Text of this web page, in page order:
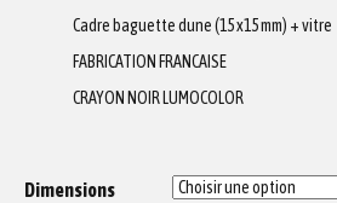
Cadre baguette dune (15x15mm) + vitre
FABRICATION FRANCAISE
CRAYON NOIR LUMOCOLOR
Dimensions